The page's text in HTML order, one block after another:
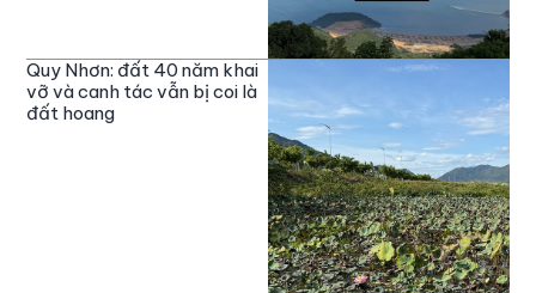
Quy Nhơn: đất 40 năm khai
vỡ và canh tác vẫn bị coi là
đất hoang